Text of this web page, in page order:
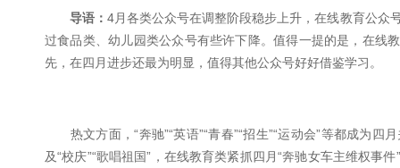
导语：4月各类公众号在调整阶段稳步上升，在线教育公众
过食品类、幼儿园类公众号有些许下降。值得一提的是，在线
先，在四月进步还最为明显，值得其他公众号好好借鉴学习。
热文方面，“奔驰”“英语”“青春”“招生”“运动会”等都成为
及“校庆”“歌唱祖国”，在线教育类紧抓四月“奔驰女车主维权事